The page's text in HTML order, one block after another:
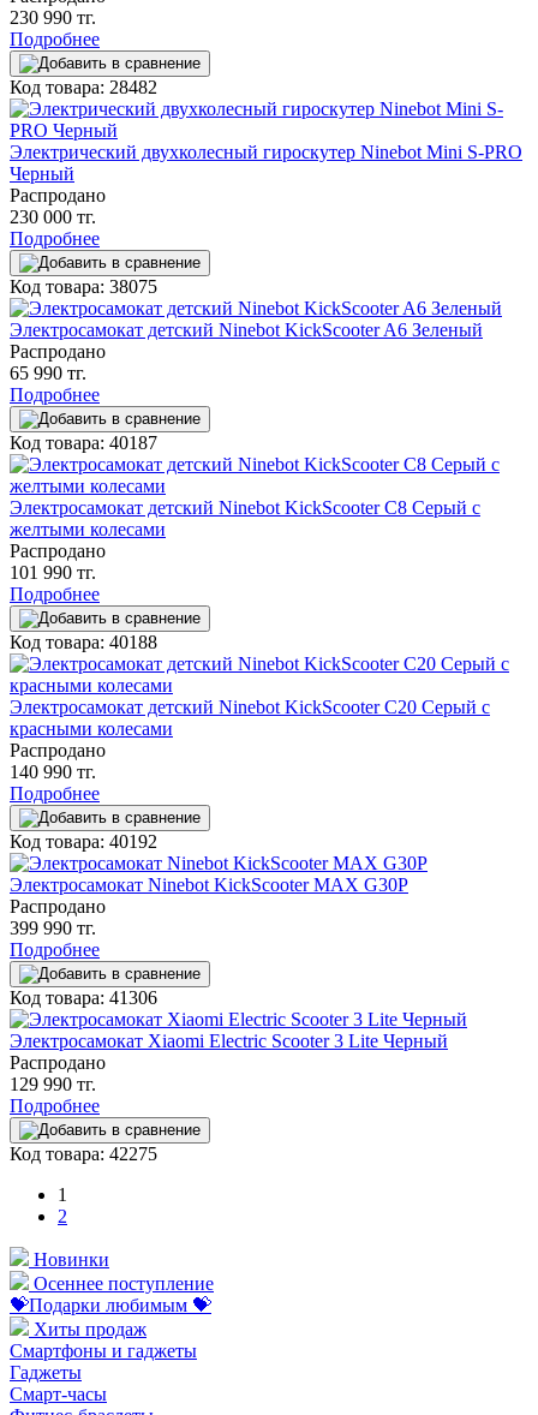
230 990 тг.
Подробнее
Код товара: 28482
Электрический двухколесный гироскутер Ninebot Mini S-PRO
Черный
Распродано
230 000 тг.
Подробнее
Код товара: 38075
Электросамокат детский Ninebot KickScooter A6 Зеленый
Распродано
65 990 тг.
Подробнее
Код товара: 40187
Электросамокат детский Ninebot KickScooter C8 Серый с
желтыми колесами
Распродано
101 990 тг.
Подробнее
Код товара: 40188
Электросамокат детский Ninebot KickScooter C20 Серый с
красными колесами
Распродано
140 990 тг.
Подробнее
Код товара: 40192
Электросамокат Ninebot KickScooter MAX G30P
Распродано
399 990 тг.
Подробнее
Код товара: 41306
Электросамокат Xiaomi Electric Scooter 3 Lite Черный
Распродано
129 990 тг.
Подробнее
Код товара: 42275
1
2
Новинки
Осеннее поступление
💝Подарки любимым 💝
Хиты продаж
Смартфоны и гаджеты
Гаджеты
Смарт-часы